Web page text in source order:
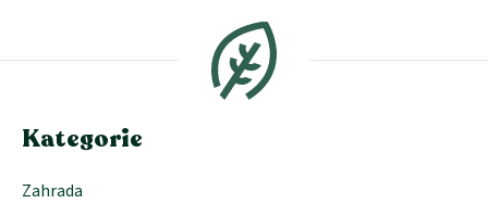
a
Kategorie
Zahrada